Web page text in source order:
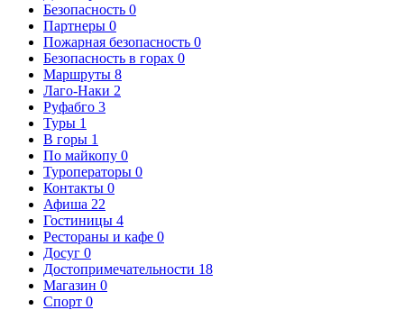
Безопасность 0
Партнеры 0
Пожарная безопасность 0
Безопасность в горах 0
Маршруты 8
Лаго-Наки 2
Руфабго 3
Туры 1
В горы 1
По майкопу 0
Туроператоры 0
Контакты 0
Афиша 22
Гостиницы 4
Рестораны и кафе 0
Досуг 0
Достопримечательности 18
Магазин 0
Спорт 0